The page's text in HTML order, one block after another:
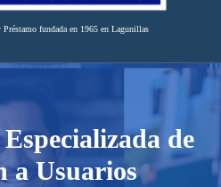
fundada en 1965 en Lagunillas
de
a Usuarios